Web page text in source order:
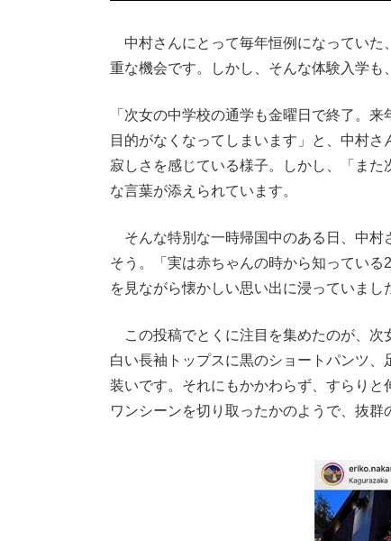
中村さんにとって毎年恒例になっていた
重な機会です。しかし、そんな体験入学も
「次女の中学校の通学も金曜日で終了。
目的がなくなってしまいます」と、中村
寂しさを感じている様子。しかし、「ま
な言葉が添えられています。
そんな特別な一時帰国中のある日、中村
そう。「実は赤ちゃんの時から知ってい
を見ながら懐かしい思い出に浸っていまし
この投稿でとくに注目を集めたのが、次
白い長袖トップスに黒のショートパンツ
装いです。それにもかかわらず、すらり
ワンシーンを切り取ったかのようで、抜群